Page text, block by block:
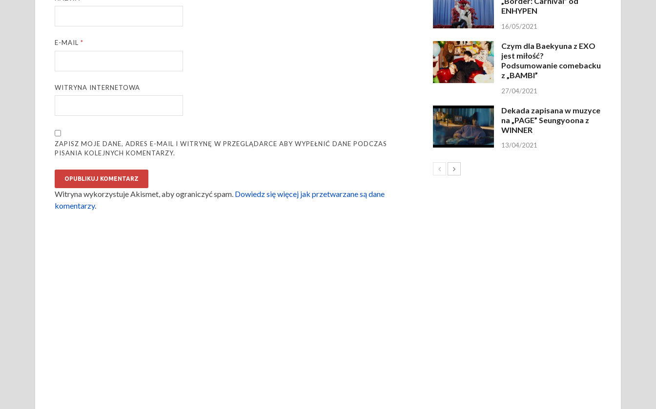
E-MAIL*
WITRYNA INTERNETOWA
ZAPISZ MOJE DANE, ADRES E-MAIL I WITRYNĘ W PRZEGLĄDARCE ABY WYPEŁNIĆ DANE PODCZAS
PISANIA KOLEJNYCH KOMENTARZY.
Witryna wykorzystuje Akismet, aby ograniczyć spam. Dowiedz się więcej jak przetwarzane są dane
komentarzy.
ENHYPEN
16/05/2021
Czym dla Baekyuna z EXO
jest miłość?
Podsumowanie comebacku
z „BAMBI”
27/04/2021
Dekada zapisana w muzyce
na „PAGE” Seungyoona z
WINNER
13/04/2021